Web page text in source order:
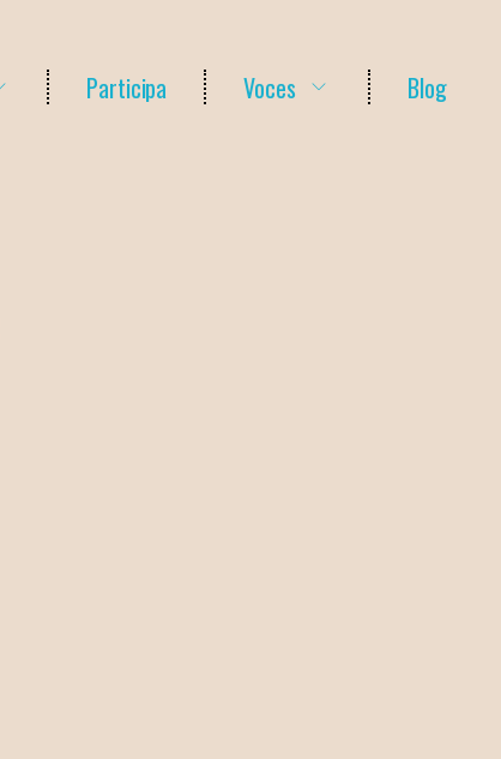
Participa Voces Blog